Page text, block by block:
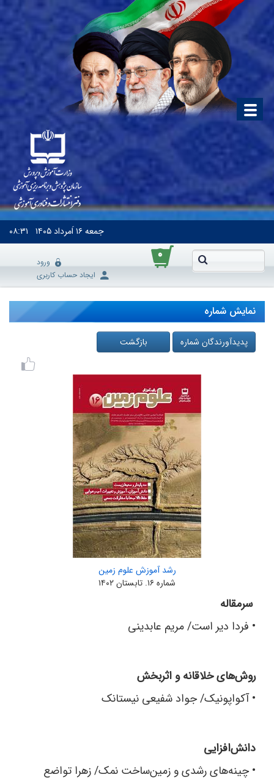
جمعه۱۶ اَمرداد ۱۴۰۵ ۰۸:۳۱
۰
ورود
ایجاد حساب کاربری
نمایش شماره
پدیدآورندگان شماره بازگشت
رشد آموزش علوم زمین
شماره ۱۶. تابستان ۱۴۰۲
سرمقاله
• فردا دیر است/ مریم عابدینی
روش‌های خلاقانه و اثربخش
•آکواپونیک/ جواد شفیعی نیستانک
دانش‌افزایی
•چینه‌های رشدی و زمین‌ساخت نمک/ زهرا تواضع